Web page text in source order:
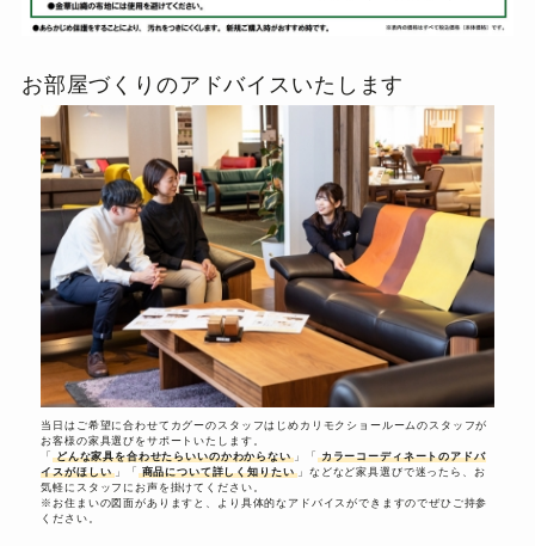
お部屋づくりのアドバイスいたします
当日はご希望に合わせてカグーのスタッフはじめカリモクショールームのスタッフが
お客様の家具選びをサポートいたします。
「 どんな家具を合わせたらいいのかわからない 」「 カラーコーディネートのアドバ
イスがほしい 」「 商品について詳しく知りたい 」などなど家具選びで迷ったら、お
気軽にスタッフにお声を掛けてください。
※ お住まいの図面がありますと、より具体的なアドバイスができますのでぜひご持参
ください。